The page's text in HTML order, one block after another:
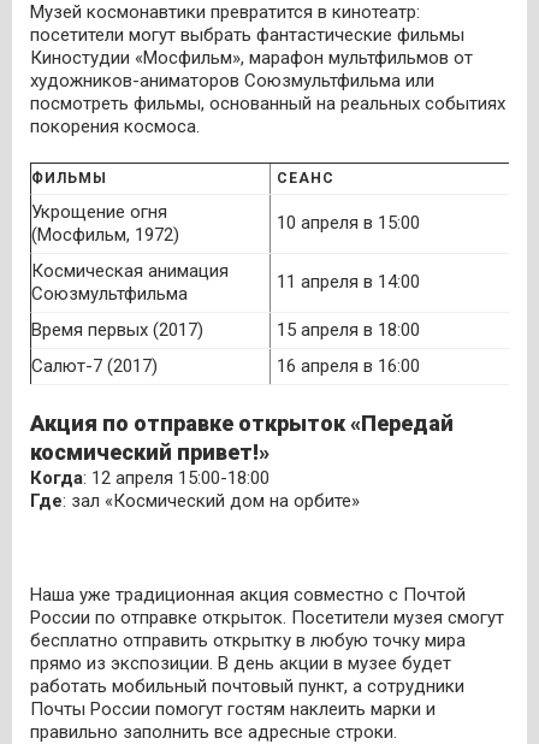
Музей космонавтики превратится в кинотеатр:
посетители могут выбрать фантастические фильмы
Киностудии «Мосфильм», марафон мультфильмов от
художников-аниматоров Союзмультфильма или
посмотреть фильмы, основанный на реальных событиях
покорения космоса.
ФИЛЬМЫ СЕАНС
Укрощение огня
(Мосфильм, 1972)
10 апреля в 15:00
Космическая анимация
Союзмультфильма
11 апреля в 14:00
Время первых (2017)
15 апреля в 18:00
Салют-7 (2017)
16 апреля в 16:00
Акция по отправке открыток «Передай
космический привет!»
Когда: 12 апреля 15:00-18:00
Где: зал «Космический дом на орбите»
Наша уже традиционная акция совместно с Почтой
России по отправке открыток. Посетители музея смогут
бесплатно отправить открытку в любую точку мира
прямо из экспозиции. В день акции в музее будет
работать мобильный почтовый пункт, а сотрудники
Почты России помогут гостям наклеить марки и
правильно заполнить все адресные строки.